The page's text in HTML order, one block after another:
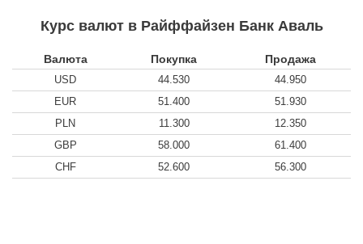
Курс валют в Райффайзен Банк Аваль
Валюта Покупка Продажа
USD 44.530
44.950
EUR
51.400
51.930
PLN
11.300
12.350
GBP
58.000
61.400
CHF
52.600 56.300